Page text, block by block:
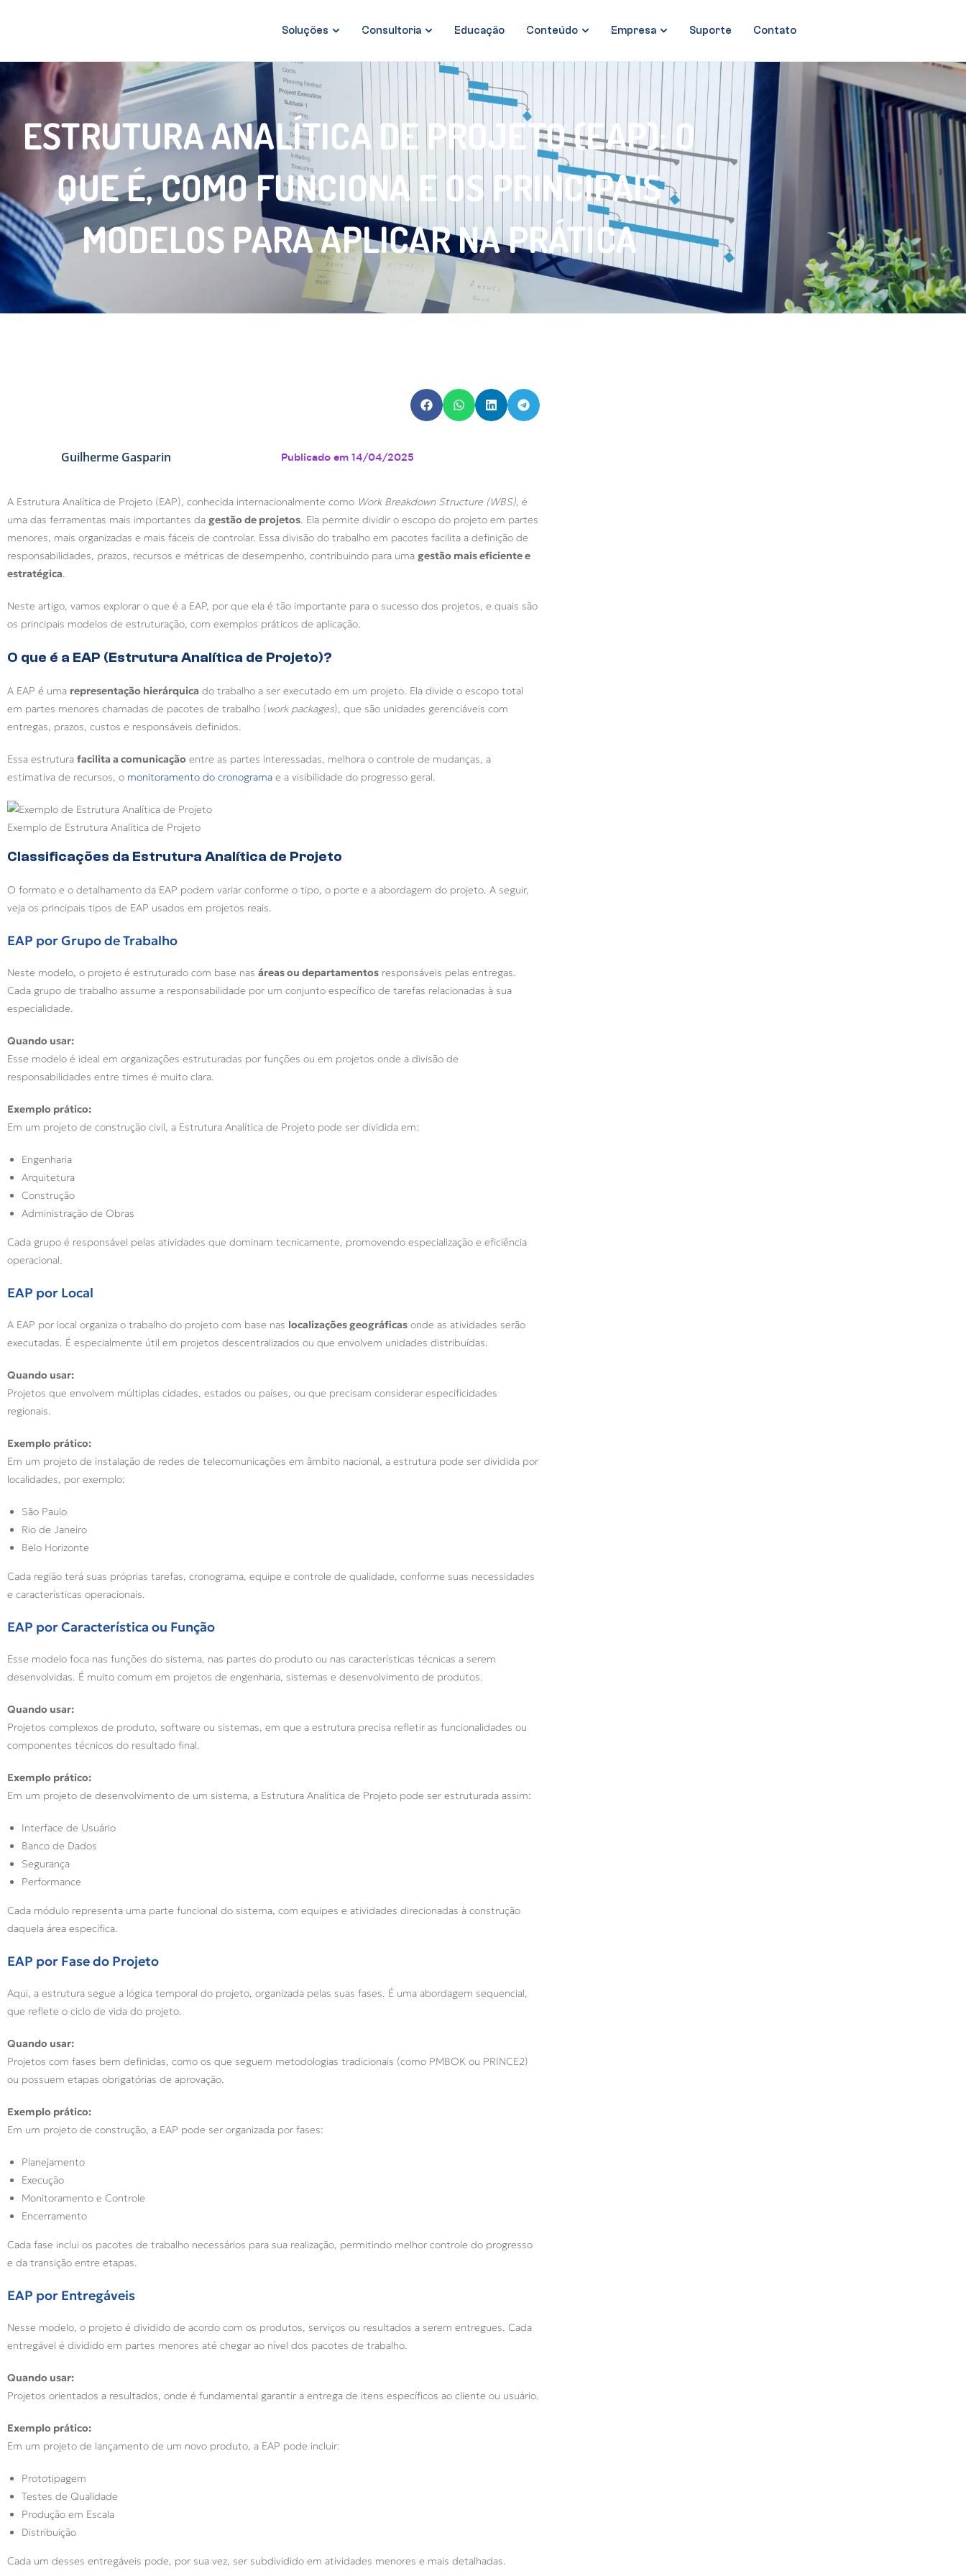
Soluções Consultoria Educação Conteúdo Empresa Suporte Contato
ESTRUTURA ANALÍTICA DE PROJETO (EAP): O
QUE É, COMO FUNCIONA E OS PRINCIPAIS
MODELOS PARA APLICAR NA PRÁTICA
Guilherme Gasparin Publicado em 14/04/2025
A Estrutura Analítica de Projeto (EAP), conhecida internacionalmente como Work Breakdown Structure (WBS), é
uma das ferramentas mais importantes da gestão de projetos. Ela permite dividir o escopo do projeto em partes
menores, mais organizadas e mais fáceis de controlar. Essa divisão do trabalho em pacotes facilita a definição de
responsabilidades, prazos, recursos e métricas de desempenho, contribuindo para uma gestão mais eficiente e
estratégica.
Neste artigo, vamos explorar o que é a EAP, por que ela é tão importante para o sucesso dos projetos, e quais são
os principais modelos de estruturação, com exemplos práticos de aplicação.
O que é a EAP (Estrutura Analítica de Projeto)?
A EAP é uma representação hierárquica do trabalho a ser executado em um projeto. Ela divide o escopo total
em partes menores chamadas de pacotes de trabalho (work packages), que são unidades gerenciáveis com
entregas, prazos, custos e responsáveis definidos.
Essa estrutura facilita a comunicação entre as partes interessadas, melhora o controle de mudanças, a
estimativa de recursos, o monitoramento do cronograma e a visibilidade do progresso geral.
Exemplo de Estrutura Analítica de Projeto
Classificações da Estrutura Analítica de Projeto
O formato e o detalhamento da EAP podem variar conforme o tipo, o porte e a abordagem do projeto. A seguir,
veja os principais tipos de EAP usados em projetos reais.
EAP por Grupo de Trabalho
Neste modelo, o projeto é estruturado com base nas áreas ou departamentos responsáveis pelas entregas.
Cada grupo de trabalho assume a responsabilidade por um conjunto específico de tarefas relacionadas à sua
especialidade.
Quando usar:
Esse modelo é ideal em organizações estruturadas por funções ou em projetos onde a divisão de
responsabilidades entre times é muito clara.
Exemplo prático:
Em um projeto de construção civil, a Estrutura Analítica de Projeto pode ser dividida em:
Engenharia
Arquitetura
Construção
Administração de Obras
Cada grupo é responsável pelas atividades que dominam tecnicamente, promovendo especialização e eficiência
operacional.
EAP por Local
A EAP por local organiza o trabalho do projeto com base nas localizações geográficas onde as atividades serão
executadas. É especialmente útil em projetos descentralizados ou que envolvem unidades distribuídas.
Quando usar:
Projetos que envolvem múltiplas cidades, estados ou países, ou que precisam considerar especificidades
regionais.
Exemplo prático:
Em um projeto de instalação de redes de telecomunicações em âmbito nacional, a estrutura pode ser dividida por
localidades, por exemplo:
São Paulo
Rio de Janeiro
Belo Horizonte
Cada região terá suas próprias tarefas, cronograma, equipe e controle de qualidade, conforme suas necessidades
e características operacionais.
EAP por Característica ou Função
Esse modelo foca nas funções do sistema, nas partes do produto ou nas características técnicas a serem
desenvolvidas. É muito comum em projetos de engenharia, sistemas e desenvolvimento de produtos.
Quando usar:
Projetos complexos de produto, software ou sistemas, em que a estrutura precisa refletir as funcionalidades ou
componentes técnicos do resultado final.
Exemplo prático:
Em um projeto de desenvolvimento de um sistema, a Estrutura Analítica de Projeto pode ser estruturada assim:
Interface de Usuário
Banco de Dados
Segurança
Performance
Cada módulo representa uma parte funcional do sistema, com equipes e atividades direcionadas à construção
daquela área específica.
EAP por Fase do Projeto
Aqui, a estrutura segue a lógica temporal do projeto, organizada pelas suas fases. É uma abordagem sequencial,
que reflete o ciclo de vida do projeto.
Quando usar:
Projetos com fases bem definidas, como os que seguem metodologias tradicionais (como PMBOK ou PRINCE2)
ou possuem etapas obrigatórias de aprovação.
Exemplo prático:
Em um projeto de construção, a EAP pode ser organizada por fases:
Planejamento
Execução
Monitoramento e Controle
Encerramento
Cada fase inclui os pacotes de trabalho necessários para sua realização, permitindo melhor controle do progresso
e da transição entre etapas.
EAP por Entregáveis
Nesse modelo, o projeto é dividido de acordo com os produtos, serviços ou resultados a serem entregues. Cada
entregável é dividido em partes menores até chegar ao nível dos pacotes de trabalho.
Quando usar:
Projetos orientados a resultados, onde é fundamental garantir a entrega de itens específicos ao cliente ou usuário.
Exemplo prático:
Em um projeto de lançamento de um novo produto, a EAP pode incluir:
Prototipagem
Testes de Qualidade
Produção em Escala
Distribuição
Cada um desses entregáveis pode, por sua vez, ser subdividido em atividades menores e mais detalhadas.